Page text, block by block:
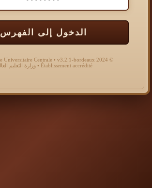
الدخول إلى الفهرس
© 2024 Bibliothèque Universitaire Centrale • v3.2.1-bordeaux
Établissement accrédité • وزارة التعليم العالي